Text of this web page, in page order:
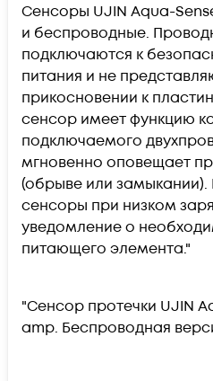
Сенсоры UJIN Aqua-
и беспроводные.
подключаются к
питания и не
прикосновении к
сенсор имеет функцию
подключаемого
мгновенно оповещает
(обрыве или
сенсоры при низком
уведомление о
питающего элемента."
"Сенсор протечки UJIN
amp. Беспроводная